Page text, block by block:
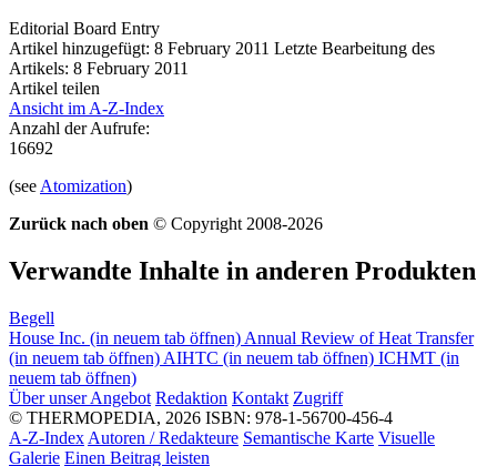
Editorial Board Entry
Artikel hinzugefügt: 8 February 2011 Letzte Bearbeitung des
Artikels: 8 February 2011
Artikel teilen
Ansicht im A-Z-Index
Anzahl der Aufrufe:
16692
(see Atomization)
Zurück nach oben © Copyright 2008-2026
Verwandte Inhalte in anderen Produkten
Begell
House Inc. (in neuem tab öffnen) Annual Review of Heat Transfer
(in neuem tab öffnen) AIHTC (in neuem tab öffnen) ICHMT (in
neuem tab öffnen)
Über unser Angebot Redaktion Kontakt Zugriff
© THERMOPEDIA, 2026 ISBN: 978-1-56700-456-4
A-Z-Index Autoren / Redakteure Semantische Karte Visuelle
Galerie Einen Beitrag leisten